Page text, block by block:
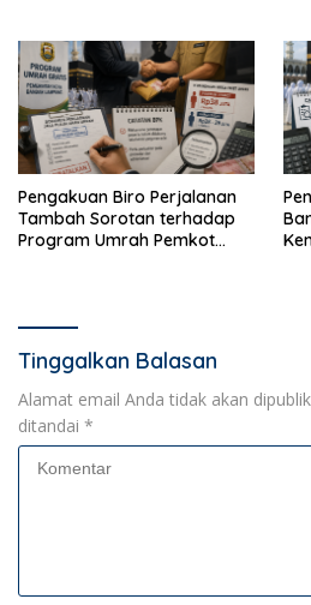
Pengakuan Biro Perjalanan
Tambah Sorotan terhadap
Program Umrah Pemkot
Tinggalkan Balasan
Alamat email Anda tidak akan
ditandai *